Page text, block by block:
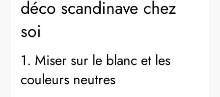
déco scandinave chez
soi
1. Miser sur le blanc et les
couleurs neutres